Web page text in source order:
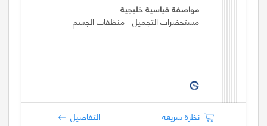
مواصفة قياسية خليجية
مستحضرات التجميل - منظفات الجسم
نظرة سريعة التفاصيل